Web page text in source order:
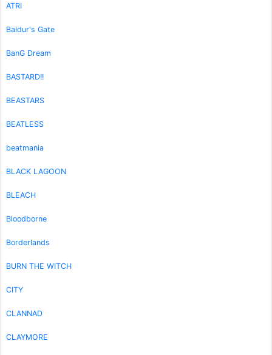
ATRI
Baldur's Gate
BanG Dream
BASTARD!!
BEASTARS
BEATLESS
beatmania
BLACK LAGOON
BLEACH
Bloodborne
Borderlands
BURN THE WITCH
CITY
CLANNAD
CLAYMORE